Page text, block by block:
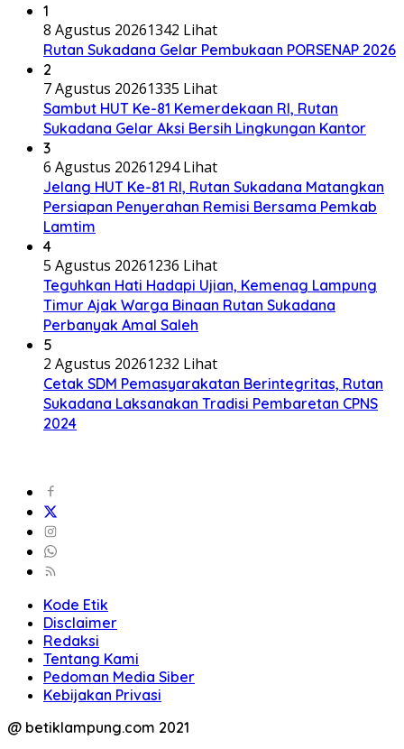
1
8 Agustus 20261342 Lihat
Rutan Sukadana Gelar Pembukaan PORSENAP 2026
2
7 Agustus 20261335 Lihat
Sambut HUT Ke-81 Kemerdekaan RI, Rutan
Sukadana Gelar Aksi Bersih Lingkungan Kantor
3
6 Agustus 20261294 Lihat
Jelang HUT Ke-81 RI, Rutan Sukadana Matangkan
Persiapan Penyerahan Remisi Bersama Pemkab
Lamtim
4
5 Agustus 20261236 Lihat
Teguhkan Hati Hadapi Ujian, Kemenag Lampung
Timur Ajak Warga Binaan Rutan Sukadana
Perbanyak Amal Saleh
5
2 Agustus 20261232 Lihat
Cetak SDM Pemasyarakatan Berintegritas, Rutan
Sukadana Laksanakan Tradisi Pembaretan CPNS
2024
Kode Etik
Disclaimer
Redaksi
Tentang Kami
Pedoman Media Siber
Kebijakan Privasi
@ betiklampung.com 2021